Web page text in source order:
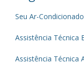
Seu Ar-
Assistência Técnica
Assistência Técnica